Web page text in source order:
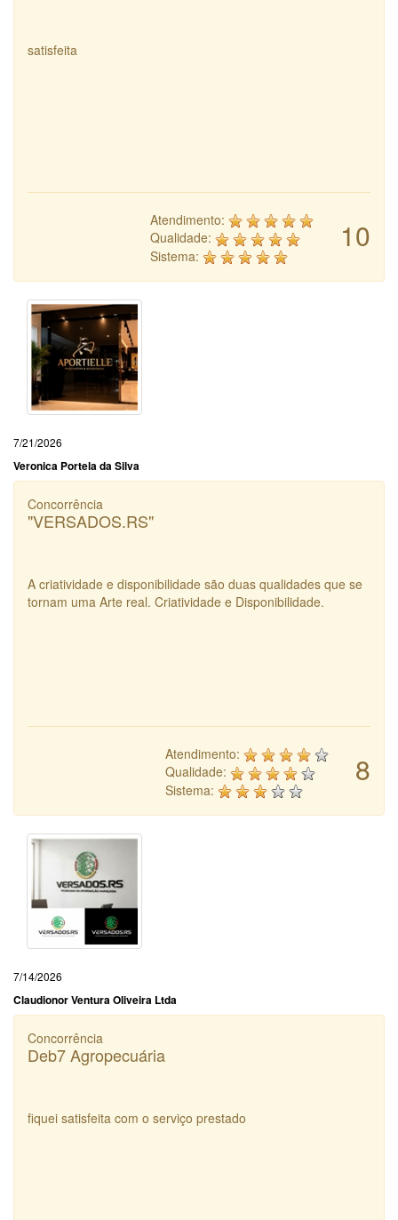
satisfeita
10
Atendimento:
Qualidade:
Sistema:
7/21/2026
Veronica Portela da Silva
Concorrência
"VERSADOS.RS"
A criatividade e disponibilidade são duas qualidades que se
tornam uma Arte real. Criatividade e Disponibilidade.
8
Atendimento:
Qualidade:
Sistema:
7/14/2026
Claudionor Ventura Oliveira Ltda
Concorrência
Deb7 Agropecuária
fiquei satisfeita com o serviço prestado